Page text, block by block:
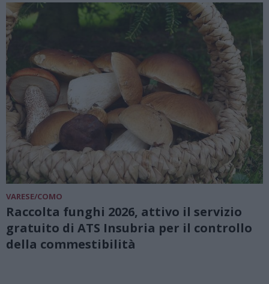
VARESE/COMO
Raccolta funghi 2026, attivo il servizio
gratuito di ATS Insubria per il controllo
della commestibilità